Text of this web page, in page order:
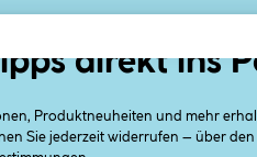
direkt ins
Produktneuheiten und mehr
Sie jederzeit widerrufen – über